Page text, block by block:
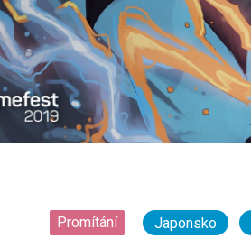
Promítání Japonsko